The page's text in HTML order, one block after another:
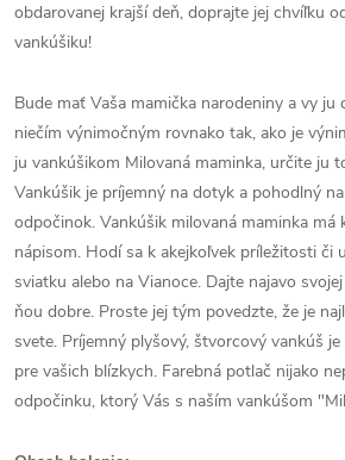
obdarovanej krajší deň, doprajte jej chvíľku
vankúšiku!
Bude mať Vaša mamička narodeniny a vy ju
niečím výnimočným rovnako tak, ako je
ju vankúšikom Milovaná maminka, určite ju
Vankúšik je príjemný na dotyk a pohodlný
odpočinok. Vankúšik milovaná maminka má
nápisom. Hodí sa k akejkoľvek príležitosti či
sviatku alebo na Vianoce. Dajte najavo
ňou dobre. Proste jej tým povedzte, že je
svete. Príjemný plyšový, štvorcový vankúš
pre vašich blízkych. Farebná potlač nijako
odpočinku, ktorý Vás s naším vankúšom